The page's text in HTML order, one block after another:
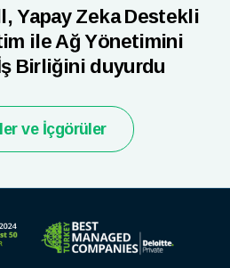
Yapay Zeka Destekli
ile Ağ Yönetimini
Birliğini duyurdu
ve İçgörüler